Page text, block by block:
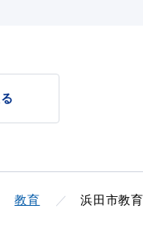
教育 浜田市教